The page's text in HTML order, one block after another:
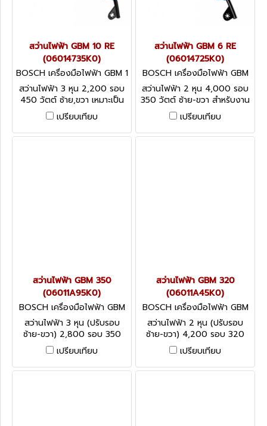
สว่านไฟฟ้า GBM 10 RE
(06014735K0)
BOSCH เครื่องมือไฟฟ้า GBM 1
0 RE (06014735K0)
สว่านไฟฟ้า 3 หุน 2,200 รอบ
450 วัตต์ ซ้าย,ขวา เหมาะเป็น
พิเศษสำหรับการเจาะรูที่มีขนาด
ถึง 10 มม. ในเหล็กกล้า
เปรียบเทียบ
สว่านไฟฟ้า GBM 6 RE
(06014725K0)
BOSCH เครื่องมือไฟฟ้า GBM
6 RE (06014725K0)
สว่านไฟฟ้า 2 หุน 4,000 รอบ
350 วัตต์ ซ้าย-ขวา สำหรับงาน
หนัก
เปรียบเทียบ
สว่านไฟฟ้า GBM 350
(06011A95K0)
BOSCH เครื่องมือไฟฟ้า GBM
350 (06011A95K0)
สว่านไฟฟ้า 3 หุน (ปรับรอบ
ซ้าย-ขวา) 2,800 รอบ 350
วัตต์ รองรับการใช้งานได้อย่าง
หลากหลาย
เปรียบเทียบ
สว่านไฟฟ้า GBM 320
(06011A45K0)
BOSCH เครื่องมือไฟฟ้า GBM
320 (06011A45K0)
สว่านไฟฟ้า 2 หุน (ปรับรอบ
ซ้าย-ขวา) 4,200 รอบ 320
วัตต์ คำตอบขนาดกะทัดรัดเพื่อ
งานเจาะที่รวดเร็วและแม่นยำ
เปรียบเทียบ